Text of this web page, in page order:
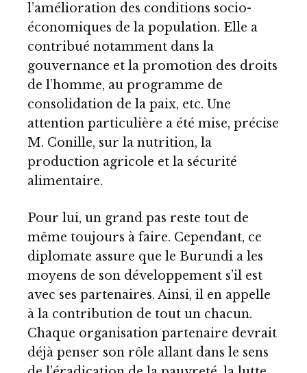
l’amélioration des conditions socio-
économiques de la population. Elle a
contribué notamment dans la
gouvernance et la promotion des droits
de l’homme, au programme de
consolidation de la paix, etc. Une
attention particulière a été mise, précise
M. Conille, sur la nutrition, la
production agricole et la sécurité
alimentaire.
Pour lui, un grand pas reste tout de
même toujours à faire. Cependant, ce
diplomate assure que le Burundi a les
moyens de son développement s’il est
avec ses partenaires. Ainsi, il en appelle
à la contribution de tout un chacun.
Chaque organisation partenaire devrait
déjà penser son rôle allant dans le sens